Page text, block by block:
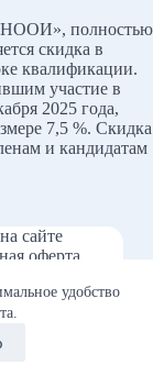
удобство
полностью
скидка в
квалификации.
участие в
2025 года,
7,5 %. Скидка
и кандидатам
сайте
оферта
с